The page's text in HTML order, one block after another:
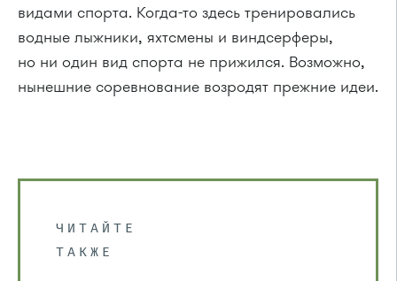
видами спорта. Когда-то здесь тренировались
водные лыжники, яхтсмены и виндсерферы,
но ни один вид спорта не прижился. Возможно,
нынешние соревнование возродят прежние идеи.
ЧИТАЙТЕ
ТАКЖЕ